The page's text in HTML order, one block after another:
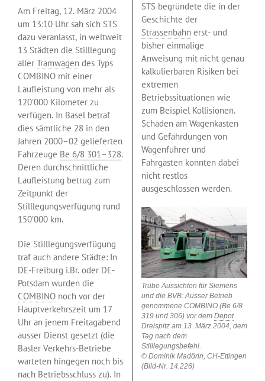
Am Freitag, 12. März 2004
um 13:10 Uhr sah sich STS
dazu veranlasst, in weltweit
13 Städten die Stilllegung
aller Tramwagen des Typs
COMBINO mit einer
Laufleistung von mehr als
120’000 Kilometer zu
verfügen. In Basel betraf
dies sämtliche 28 in den
Jahren 2000–02 gelieferten
Fahrzeuge Be 6/8 301–328.
Deren durchschnittliche
Laufleistung betrug zum
Zeitpunkt der
Stilllegungsverfügung rund
150’000 km.
Die Stilllegungsverfügung
traf auch andere Städte: In
DE-Freiburg i.Br. oder DE-
Potsdam wurden die
COMBINO noch vor der
Hauptverkehrszeit um 17
Uhr an jenem Freitagabend
ausser Dienst gesetzt (die
Basler Verkehrs-Betriebe
warteten hingegen noch bis
nach Betriebsschluss zu). In
STS begründete die in der
Geschichte der
Strassenbahn erst- und
bisher einmalige
Anweisung mit nicht genau
kalkulierbaren Risiken bei
extremen
Betriebssituationen wie
zum Beispiel Kollisionen.
Schäden am Wagenkasten
und Gefährdungen von
Wagenführer und
Fahrgästen konnten dabei
nicht restlos
ausgeschlossen werden.
Trübe Aussichten für Siemens
und die BVB: Ausser Betrieb
genommene COMBINO (Be 6/8
319 und 306) vor dem Depot
Dreispitz am 13. März 2004, dem
Tag nach dem
Stilllegungsbefehl.
© Dominik Madörin, CH-Ettingen
(Bild-Nr. 14.226)